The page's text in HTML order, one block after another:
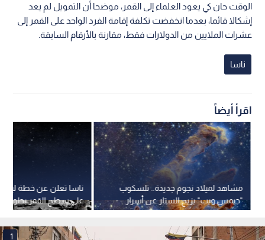
الوقت حان كي يعود العلماء إلى القمر، موضحا أن التمويل لم يعد
إشكالا قائما، بعدما انخفضت تكلفة إقامة الفرد الواحد على القمر إلى
عشرات الملايين من الدولارات فقط، مقارنة بالأرقام السابقة.
ناسا
اقرأ أيضاً
ناسا تعلن عن خطة لبناء
على سطح القمر بحلول 2035
مشاهد لميلاد نجوم جديدة.. تلسكوب
"جيمس ويب" يزيح الستار عن أسرار
ما أسمته ناسا "أعمدة الخلق"
1